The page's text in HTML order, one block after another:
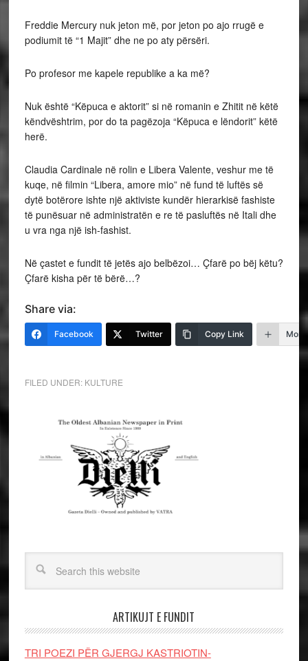
Freddie Mercury nuk jeton më, por jeton po ajo rrugë e
podiumit të “1 Majit” dhe ne po aty përsëri.
Po profesor me kapele republike a ka më?
Nuk është “Këpuca e aktorit” si në romanin e Zhitit në këtë
këndvështrim, por do ta pagëzoja “Këpuca e lëndorit” këtë
herë.
Claudia Cardinale në rolin e Libera Valente, veshur me të
kuqe, në filmin “Libera, amore mio” në fund të luftës së
dytë botërore ishte një aktiviste kundër hierarkisë fashiste
të punësuar në administratën e re të pasluftës në Itali dhe
u vra nga një ish-fashist.
Në çastet e fundit të jetës ajo belbëzoi… Çfarë po bëj këtu?
Çfarë kisha për të bërë…?
Share via:
Facebook Twitter Copy Link More
FILED UNDER: KULTURE
ARTIKUJT E FUNDIT
TRI POEZI PËR GJERGJ KASTRIOTIN-